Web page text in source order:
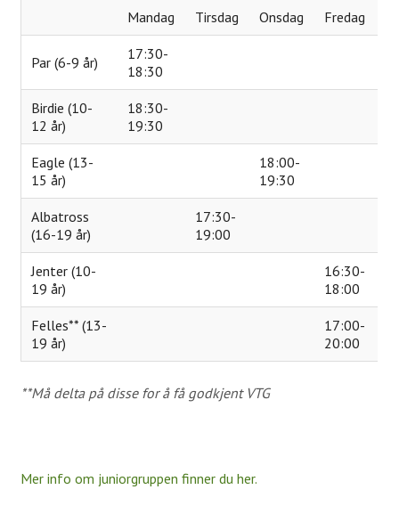
Kom med innspill
Om Tora Wiberg
Juniortrening
Aktiviteter
Uttakskriterier LAG-NM
FORE! Folkehelse
Grupper
Seniorgruppen
Aktivitetskalender
Mandag Tirsdag Onsdag Fredag
Par (6-9 år)
17:30-
18:30
Birdie (10-
12 år)
18:30-
19:30
Eagle (13-
15 år)
18:00-
19:30
Albatross
(16-19 år)
17:30-
19:00
Jenter (10-
19 år)
16:30-
18:00
Felles** (13-
19 år)
17:00-
20:00
**Må delta på disse for å få godkjent VTG
Mer info om juniorgruppen finner du her.